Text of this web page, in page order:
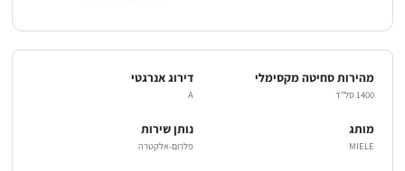
מהירות סחיטה מקסימלי
1400 סל"ד
דירוג אנרגטי
A
מותג
MIELE
נותן שירות
פלרום-אלקטרה